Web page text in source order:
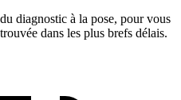
diagnostic à la pose, pour vous
dans les plus brefs délais.